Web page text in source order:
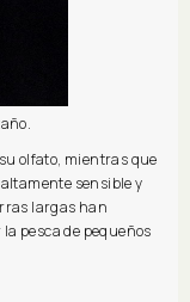
olfato, mientras que
sensible y
largas han
pesca de pequeños